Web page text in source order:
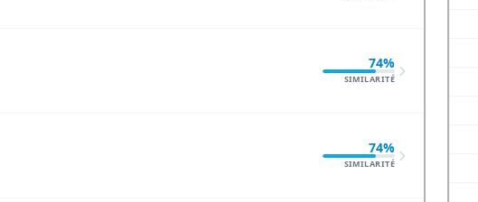
74%
SIMILARITÉ
74%
SIMILARITÉ